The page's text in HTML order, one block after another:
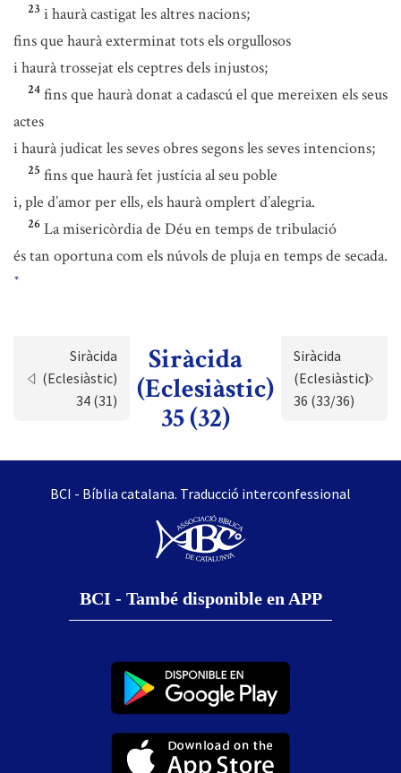
23 i haurà castigat les altres nacions;
fins que haurà exterminat tots els orgullosos
i haurà trossejat els ceptres dels injustos;
24 fins que haurà donat a cadascú el que mereixen els seus
actes
i haurà judicat les seves obres segons les seves intencions;
25 fins que haurà fet justícia al seu poble
i, ple d’amor per ells, els haurà omplert d’alegria.
26 La misericòrdia de Déu en temps de tribulació
és tan oportuna com els núvols de pluja en temps de secada.
*
Siràcida
(Eclesiàstic)
34 (31)
Siràcida
(Eclesiàstic)
35 (32)
Siràcida
(Eclesiàstic)
36 (33/36)
BCI - Bíblia catalana. Traducció interconfessional
BCI - També disponible en APP